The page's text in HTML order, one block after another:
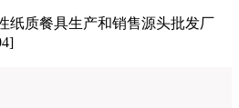
纸质餐具生产和销售源头批发厂